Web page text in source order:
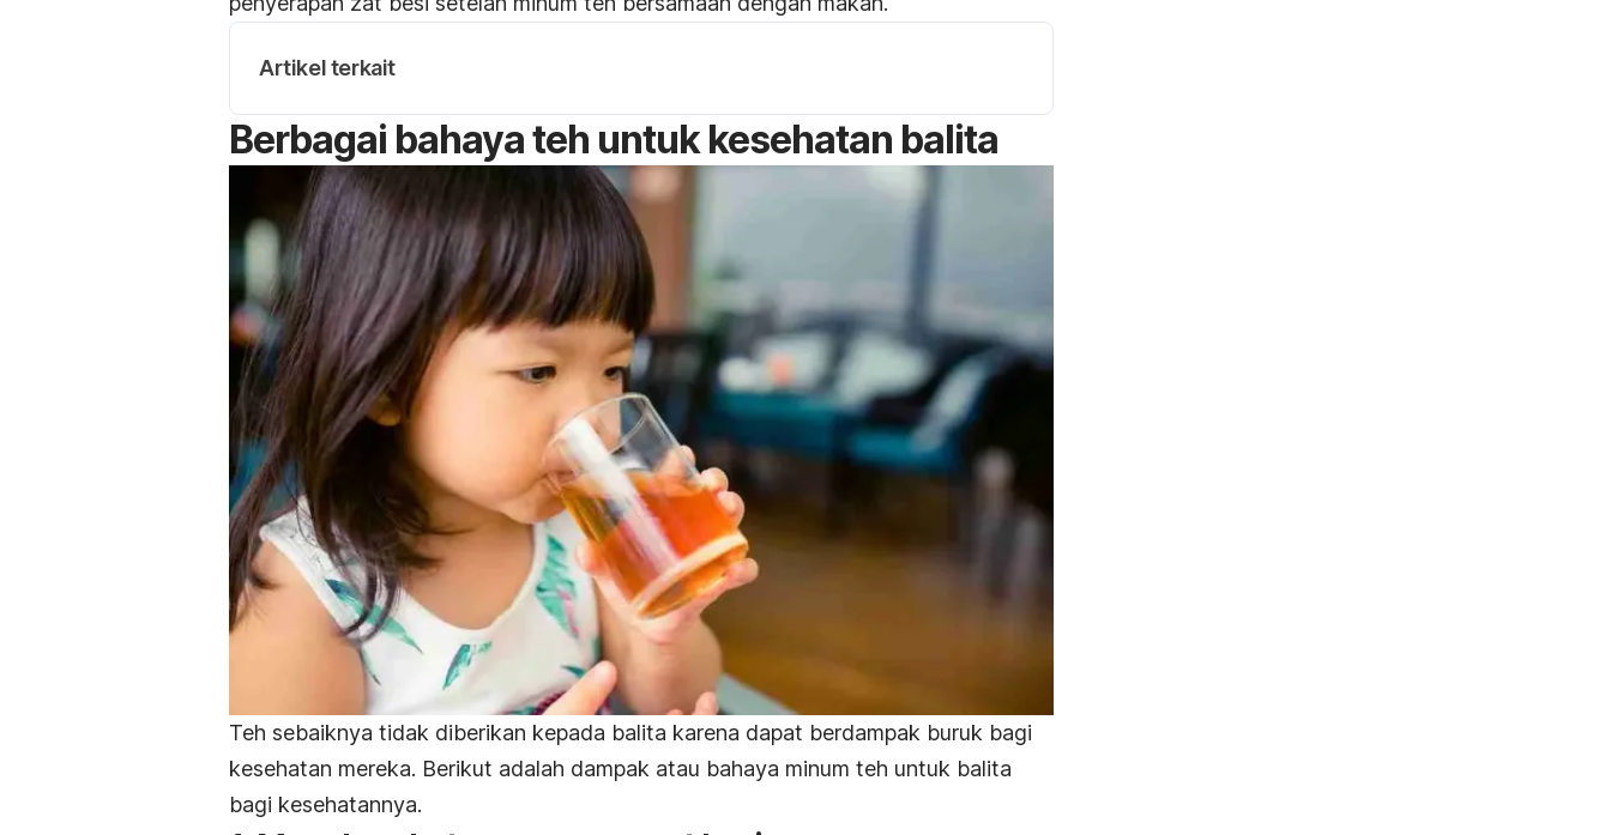
Artikel terkait
Berbagai bahayateh untuk kesehatan balita
Teh sebaiknya tidak diberikan kepada balita karena dapat berdampak buruk bagi
kesehatan mereka. Berikut adalah dampak atau bahaya minum teh untuk balita
bagi kesehatannya.